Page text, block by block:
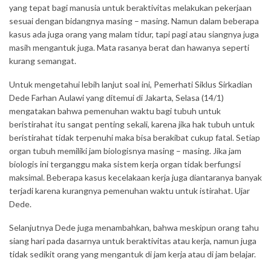
yang tepat bagi manusia untuk beraktivitas melakukan pekerjaan
sesuai dengan bidangnya masing – masing. Namun dalam beberapa
kasus ada juga orang yang malam tidur, tapi pagi atau siangnya juga
masih mengantuk juga. Mata rasanya berat dan hawanya seperti
kurang semangat.
Untuk mengetahui lebih lanjut soal ini, Pemerhati Siklus Sirkadian
Dede Farhan Aulawi yang ditemui di Jakarta, Selasa (14/1)
mengatakan bahwa pemenuhan waktu bagi tubuh untuk
beristirahat itu sangat penting sekali, karena jika hak tubuh untuk
beristirahat tidak terpenuhi maka bisa berakibat cukup fatal. Setiap
organ tubuh memiliki jam biologisnya masing – masing. Jika jam
biologis ini terganggu maka sistem kerja organ tidak berfungsi
maksimal. Beberapa kasus kecelakaan kerja juga diantaranya banyak
terjadi karena kurangnya pemenuhan waktu untuk istirahat. Ujar
Dede.
Selanjutnya Dede juga menambahkan, bahwa meskipun orang tahu
siang hari pada dasarnya untuk beraktivitas atau kerja, namun juga
tidak sedikit orang yang mengantuk di jam kerja atau di jam belajar.